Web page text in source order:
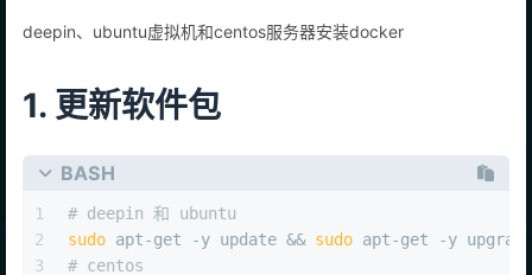
deepin、ubuntu虚拟机和centos服务器安装docker
1. 更新软件包
BASH
1
2
3
# deepin 和 ubuntu
sudo apt-get -y update && sudo apt-get -y upgrade
# centos